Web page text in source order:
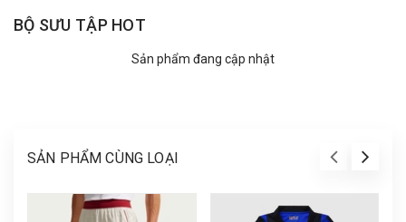
BỘ SƯU TẬP HOT
Sản phẩm đang cập nhật
SẢN PHẨM CÙNG LOẠI